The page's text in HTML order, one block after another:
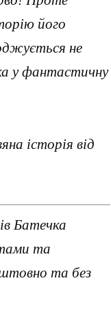
його
не
у фантастичну
історія від
Батечка
та
та без